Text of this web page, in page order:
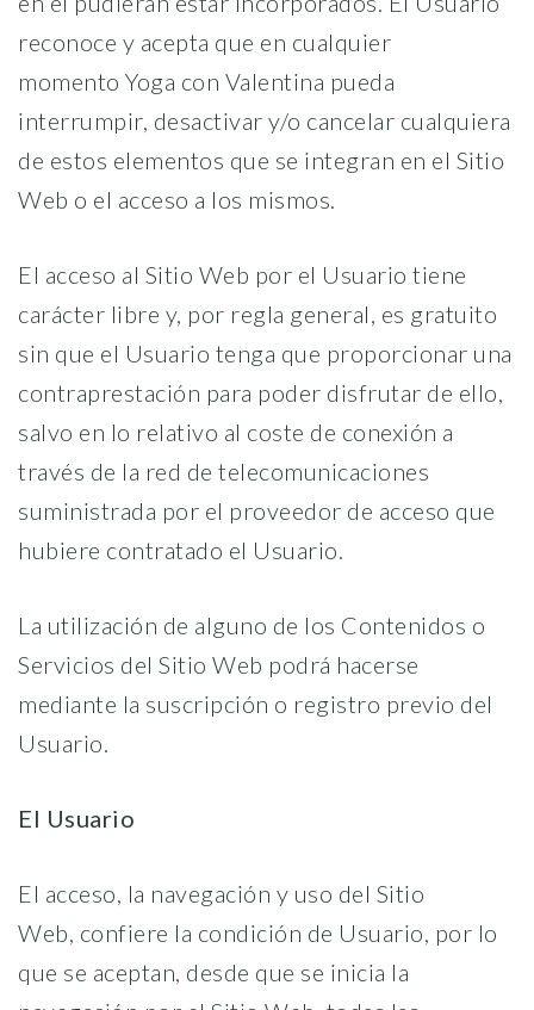
reconoce y acepta que en cualquier
momento Yoga con Valentina pueda
interrumpir, desactivar y/o cancelar cualquiera
de estos elementos que se integran en el Sitio
Web o el acceso a los mismos.
El acceso al Sitio Web por el Usuario tiene
carácter libre y, por regla general, es gratuito
sin que el Usuario tenga que proporcionar una
contraprestación para poder disfrutar de ello,
salvo en lo relativo al coste de conexión a
través de la red de telecomunicaciones
suministrada por el proveedor de acceso que
hubiere contratado el Usuario.
La utilización de alguno de los Contenidos o
Servicios del Sitio Web podrá hacerse
mediante la suscripción o registro previo del
Usuario.
El Usuario
El acceso, la navegación y uso del Sitio
Web, confiere la condición de Usuario, por lo
que se aceptan, desde que se inicia la